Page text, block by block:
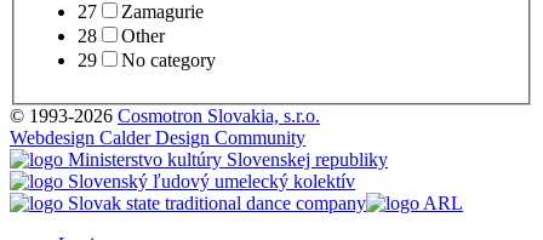
27
Zamagurie
28
Other
29
No category
© 1993-2026 Cosmotron Slovakia, s.r.o.
Webdesign Calder Design Community